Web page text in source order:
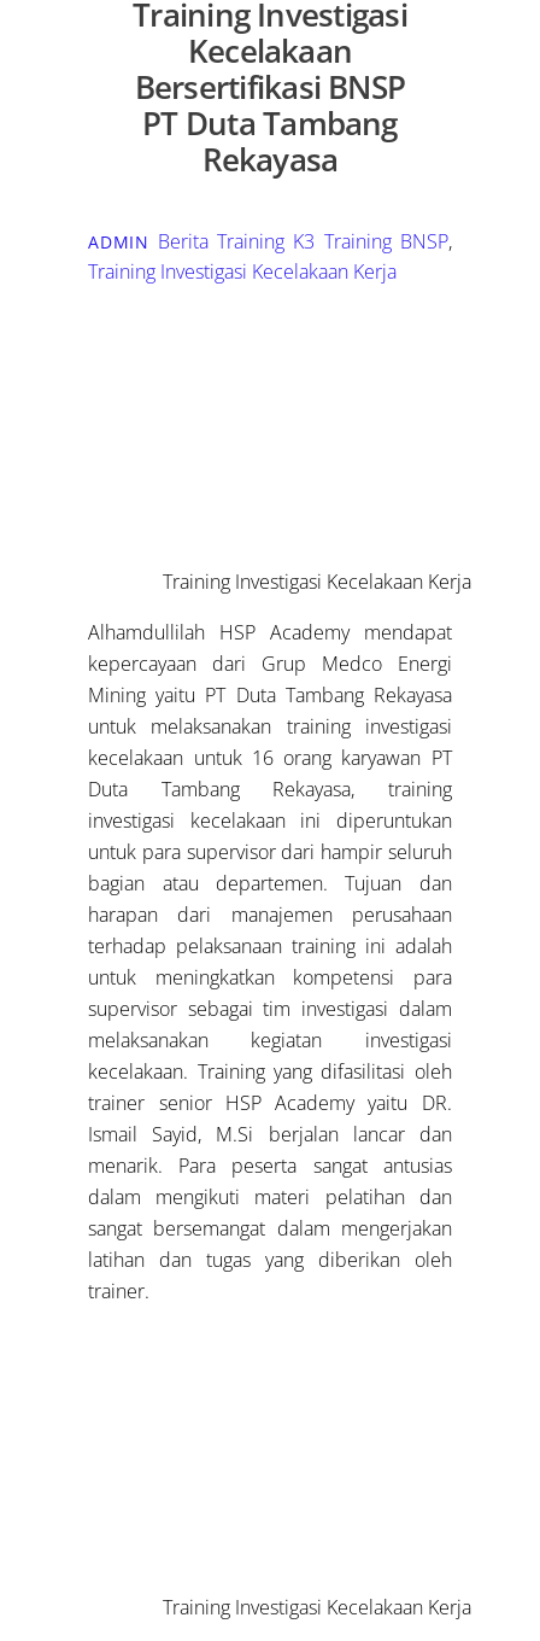
Training Investigasi
Kecelakaan
Bersertifikasi BNSP
PT Duta Tambang
Rekayasa
ADMIN Berita Training K3 Training BNSP,
Training Investigasi Kecelakaan Kerja
Training Investigasi Kecelakaan Kerja
Alhamdullilah HSP Academy mendapat
kepercayaan dari Grup Medco Energi
Mining yaitu PT Duta Tambang Rekayasa
untuk melaksanakan training investigasi
kecelakaan untuk 16 orang karyawan PT
Duta Tambang Rekayasa, training
investigasi kecelakaan ini diperuntukan
untuk para supervisor dari hampir seluruh
bagian atau departemen. Tujuan dan
harapan dari manajemen perusahaan
terhadap pelaksanaan training ini adalah
untuk meningkatkan kompetensi para
supervisor sebagai tim investigasi dalam
melaksanakan kegiatan investigasi
kecelakaan. Training yang difasilitasi oleh
trainer senior HSP Academy yaitu DR.
Ismail Sayid, M.Si berjalan lancar dan
menarik. Para peserta sangat antusias
dalam mengikuti materi pelatihan dan
sangat bersemangat dalam mengerjakan
latihan dan tugas yang diberikan oleh
trainer.
Training Investigasi Kecelakaan Kerja